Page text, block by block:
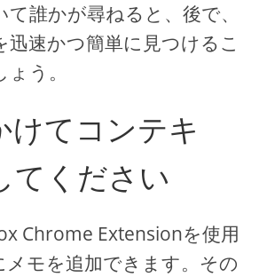
誰かが尋ねると、後で、
速かつ簡単に見つけるこ
う。
けてコンテキ
てください
Chrome Extensionを使用
モを追加できます。その